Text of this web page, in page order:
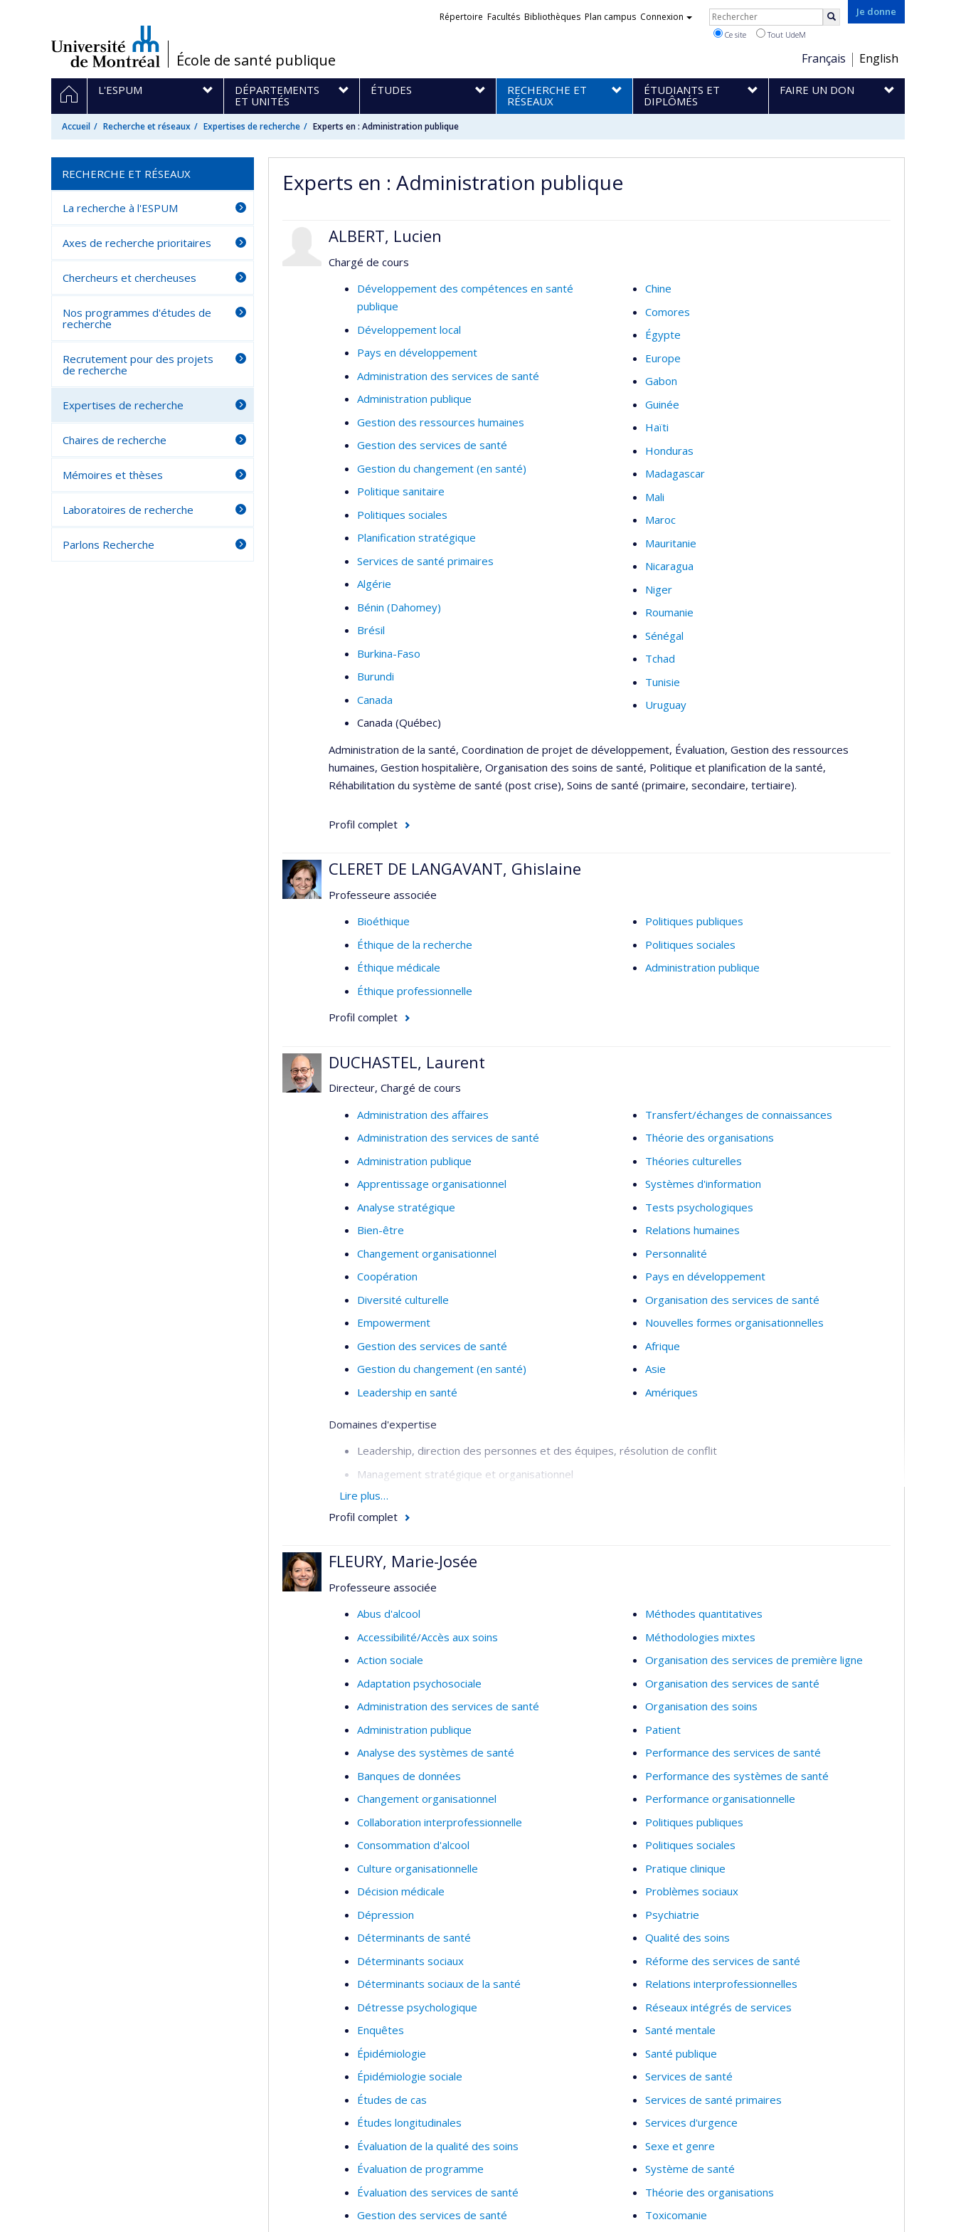
/École de santé publique
Je donne
Choix
de
la
langue
Français English
Liens
Répertoire Facultés Bibliothèques Plan campus Connexion Rechercher
Ce site Tout UdeM
Navigation
principale
ACCUEIL
L'ESPUM
DÉPARTEMENTS
ET UNITÉS
ÉTUDES
RECHERCHE ET
RÉSEAUX
ÉTUDIANTS ET
DIPLÔMÉS
FAIRE UN DON
Accueil Recherche et réseaux Expertises de recherche Experts en : Administration publique
Experts en : Administration publique
ALBERT, Lucien
Chargé de cours
Développement des compétences en santé
publique
Développement local
Pays en développement
Administration des services de santé
Administration publique
Gestion des ressources humaines
Gestion des services de santé
Gestion du changement (en santé)
Politique sanitaire
Politiques sociales
Planification stratégique
Services de santé primaires
Algérie
Bénin (Dahomey)
Brésil
Burkina-Faso
Burundi
Canada
Canada (Québec)
Chine
Comores
Égypte
Europe
Gabon
Guinée
Haïti
Honduras
Madagascar
Mali
Maroc
Mauritanie
Nicaragua
Niger
Roumanie
Sénégal
Tchad
Tunisie
Uruguay
Administration de la santé, Coordination de projet de développement, Évaluation, Gestion des ressources
humaines, Gestion hospitalière, Organisation des soins de santé, Politique et planification de la santé,
Réhabilitation du système de santé (post crise), Soins de santé (primaire, secondaire, tertiaire).
Profil complet
CLERET DE LANGAVANT, Ghislaine
Professeure associée
Bioéthique
Éthique de la recherche
Éthique médicale
Éthique professionnelle
Politiques publiques
Politiques sociales
Administration publique
Profil complet
DUCHASTEL, Laurent
Directeur, Chargé de cours
Administration des affaires
Administration des services de santé
Administration publique
Apprentissage organisationnel
Analyse stratégique
Bien-être
Changement organisationnel
Coopération
Diversité culturelle
Empowerment
Gestion des services de santé
Gestion du changement (en santé)
Leadership en santé
Transfert/échanges de connaissances
Théorie des organisations
Théories culturelles
Systèmes d'information
Tests psychologiques
Relations humaines
Personnalité
Pays en développement
Organisation des services de santé
Nouvelles formes organisationnelles
Afrique
Asie
Amériques
Domaines d'expertise
Leadership, direction des personnes et des équipes, résolution de conflit
Management stratégique et organisationnel
Formation continue, andragogie et technopédagogie
Gestion administrative et développement d’affaires
Coaching de carrière
Secteurs d'intervention
Santé publique (public et privé)
Institutions universitaires
Projets d’assistance technique et de coopération internationale
Gouvernance publique
PME et commerces de détail
Organisations sans but lucratif
Lire plus…
Profil complet
FLEURY, Marie-Josée
Professeure associée
Abus d'alcool
Accessibilité/Accès aux soins
Action sociale
Adaptation psychosociale
Administration des services de santé
Administration publique
Analyse des systèmes de santé
Banques de données
Changement organisationnel
Collaboration interprofessionnelle
Consommation d'alcool
Culture organisationnelle
Décision médicale
Dépression
Déterminants de santé
Déterminants sociaux
Déterminants sociaux de la santé
Détresse psychologique
Enquêtes
Épidémiologie
Épidémiologie sociale
Études de cas
Études longitudinales
Évaluation de la qualité des soins
Évaluation de programme
Évaluation des services de santé
Gestion des services de santé
Méthodes quantitatives
Méthodologies mixtes
Organisation des services de première ligne
Organisation des services de santé
Organisation des soins
Patient
Performance des services de santé
Performance des systèmes de santé
Performance organisationnelle
Politiques publiques
Politiques sociales
Pratique clinique
Problèmes sociaux
Psychiatrie
Qualité des soins
Réforme des services de santé
Relations interprofessionnelles
Réseaux intégrés de services
Santé mentale
Santé publique
Services de santé
Services de santé primaires
Services d'urgence
Sexe et genre
Système de santé
Théorie des organisations
Toxicomanie
RECHERCHE ET RÉSEAUX
La recherche à l'ESPUM
Axes de recherche prioritaires
Chercheurs et chercheuses
Nos programmes d'études de
recherche
Recrutement pour des projets
de recherche
Expertises de recherche
Chaires de recherche
Mémoires et thèses
Laboratoires de recherche
Parlons Recherche